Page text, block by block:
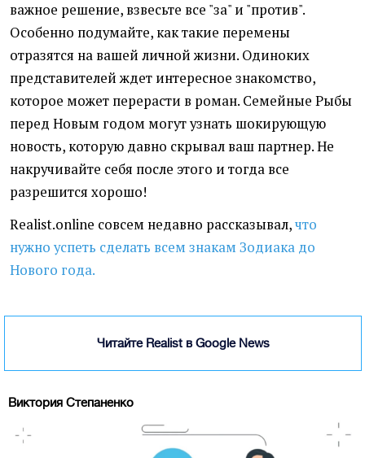
важное решение, взвесьте все "за" и "против".
Особенно подумайте, как такие перемены
отразятся на вашей личной жизни. Одиноких
представителей ждет интересное знакомство,
которое может перерасти в роман. Семейные Рыбы
перед Новым годом могут узнать шокирующую
новость, которую давно скрывал ваш партнер. Не
накручивайте себя после этого и тогда все
разрешится хорошо!
Realist.online совсем недавно рассказывал,что
нужно успеть сделать всем знакам Зодиака до
Нового года.
Читайте Realist в Google News
Виктория Степаненко